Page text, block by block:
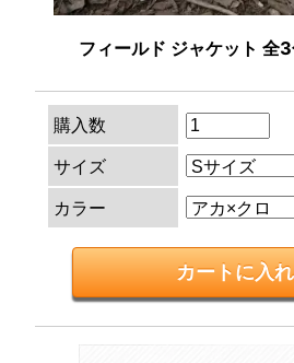
フィールド ジャケット 全
購入数
サイズ
カラー